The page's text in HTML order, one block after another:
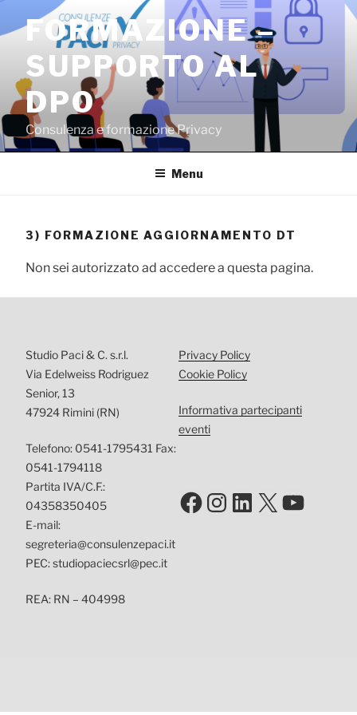
contenuto
FORMAZIONE –
SUPPORTO AL
DPO
Consulenza e formazione Privacy
Menu
3) FORMAZIONE AGGIORNAMENTO DT
Non sei autorizzato ad accedere a questa pagina.
Studio Paci & C. s.r.l.
Via Edelweiss Rodriguez
Senior, 13
47924 Rimini (RN)
Telefono: 0541-1795431 Fax:
0541-1794118
Partita IVA/C.F.:
04358350405
E-mail:
segreteria@consulenzepaci.it
PEC: studiopaciecsrl@pec.it
REA: RN – 404998
Privacy Policy
Cookie Policy
Informativa partecipanti
eventi
Facebook
Instagram
LinkedIn
X